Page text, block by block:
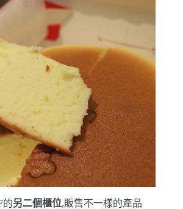
的另二個櫃位,販售不一樣的產品